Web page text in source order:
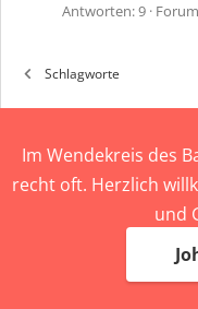
Antworten: 9
Schlagworte
Im Wendekreis des
recht oft. Herzlich
und